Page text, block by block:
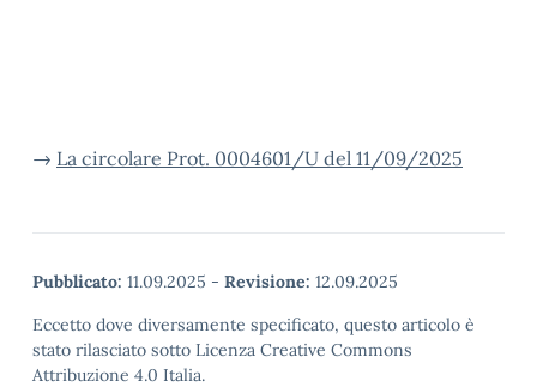
→ La circolare Prot. 0004601/U del 11/09/2025
Pubblicato: 11.09.2025 - Revisione: 12.09.2025
Eccetto dove diversamente specificato, questo articolo è
stato rilasciato sotto Licenza Creative Commons
Attribuzione 4.0 Italia.